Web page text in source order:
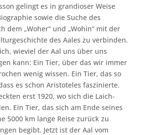
gelingt es in grandioser Weise
sowie die Suche des
dem „Woher“ und „Wohin“ mit der
des Aales zu verbinden.
wieviel der Aal uns über uns
kann: Ein Tier, über das wir immer
wenig wissen. Ein Tier, das so
es schon Aristoteles faszinierte.
erst 1920, wo sich die Laich-
Ein Tier, das sich am Ende seines
5000 km lange Reise zurück zu
begibt. Jetzt ist der Aal vom